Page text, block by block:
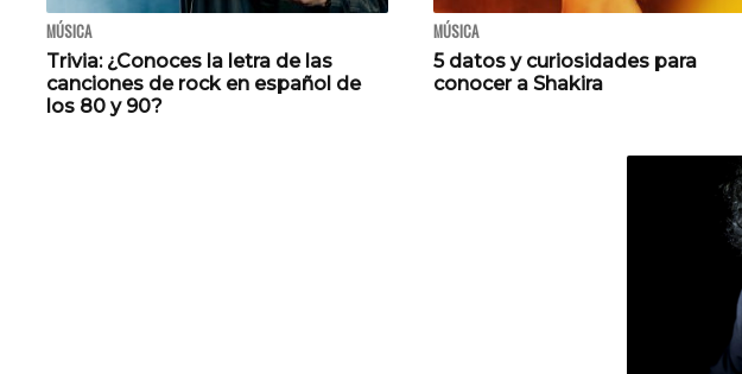
MÚSICA
Trivia: ¿Conoces la letra de las
canciones de rock en español de
los 80 y 90?
MÚSICA
5 datos y curiosidades para
conocer a Shakira